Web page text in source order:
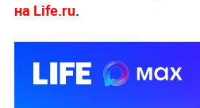
на Life.ru.